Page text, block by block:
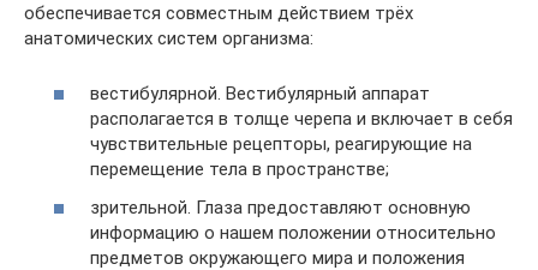
обеспечивается совместным действием трёх
анатомических систем организма:
вестибулярной. Вестибулярный аппарат
располагается в толще черепа и включает в себя
чувствительные рецепторы, реагирующие на
перемещение тела в пространстве;
зрительной. Глаза предоставляют основную
информацию о нашем положении относительно
предметов окружающего мира и положения